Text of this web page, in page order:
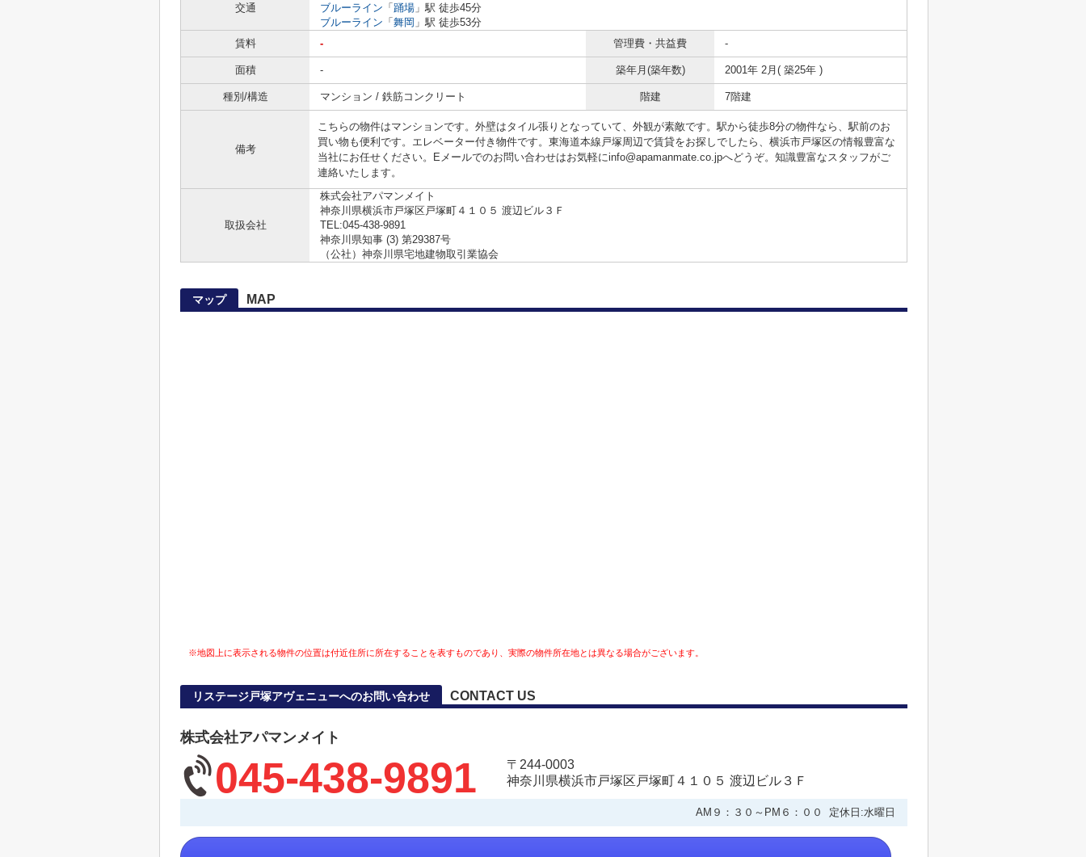
交通
ブルーライン 「 踊場 」駅 徒歩45分
ブルーライン 「 舞岡 」駅 徒歩53分
賃料
- 管理費・共益費 -
面積 - 築年月(築年数) 2001年 2月( 築25年 )
種別/構造 マンション / 鉄筋コンクリート 階建 7階建
備考
こちらの物件はマンションです。外壁はタイル張りとなっていて、外観が素敵です。駅から徒歩8分の物件なら、駅前のお
買い物も便利です。エレベーター付き物件です。東海道本線戸塚周辺で賃貸をお探しでしたら、横浜市戸塚区の情報豊富な
当社にお任せください。Eメールでのお問い合わせはお気軽にinfo@apamanmate.co.jpへどうぞ。知識豊富なスタッフがご
連絡いたします。
取扱会社
株式会社アパマンメイト
神奈川県横浜市戸塚区戸塚町４１０５ 渡辺ビル３Ｆ
TEL:045-438-9891
神奈川県知事 (3) 第29387号
（公社）神奈川県宅地建物取引業協会
マップ MAP
※地図上に表示される物件の位置は付近住所に所在することを表すものであり、実際の物件所在地とは異なる場合がございます。
リステージ戸塚アヴェニューへのお問い合わせ CONTACT US
株式会社アパマンメイト
045-438-9891
〒244-0003
神奈川県横浜市戸塚区戸塚町４１０５ 渡辺ビル３Ｆ
AM９：３０～PM６：００ 定休日:水曜日